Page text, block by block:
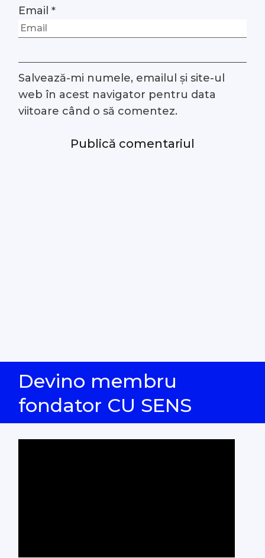
Email*
Salvează-mi numele, emailul și site-ul
web în acest navigator pentru data
viitoare când o să comentez.
Devino membru
fondator CU SENS